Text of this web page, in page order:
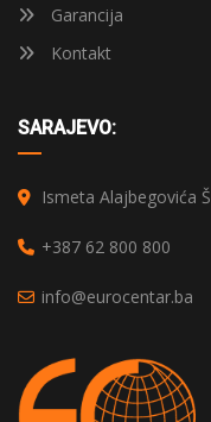
Garancija
Kontakt
SARAJEVO:
Ismeta Alajbegovića
+387 62 800 800
info@eurocentar.ba